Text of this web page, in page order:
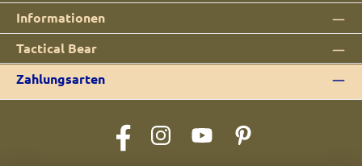
Informationen
Tactical Bear
Zahlungsarten
Facebook Instagram YouTube Pinterest